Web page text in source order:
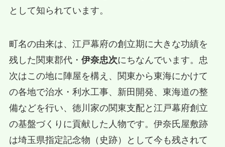
として知られています。
町名の由来は、江戸幕府の創立期に大きな功績を
残した関東郡代・ 伊奈忠次にちなんでいます。忠
次はこの地に陣屋を構え、関東から東海にかけて
の各地で治水・利水工事、新田開発、東海道の整
備などを行い、徳川家の関東支配と江戸幕府創立
の基盤づくりに貢献した人物です。伊奈氏屋敷跡
は埼玉県指定記念物（史跡）として今も残されて